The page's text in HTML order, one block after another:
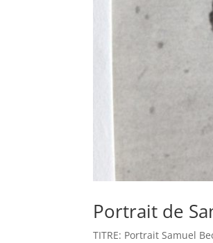
Portrait de
TITRE: Portrait Samuel